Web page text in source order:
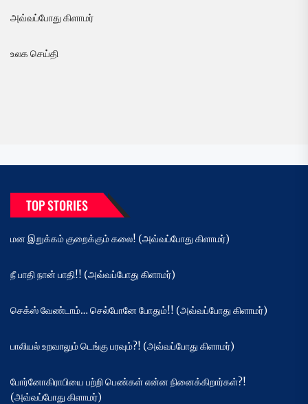
அவ்வப்போது கிளாமர்
உலக செய்தி
TOP STORIES
மன இறுக்கம் குறைக்கும் கலை! (அவ்வப்போது கிளாமர்)
நீ பாதி நான் பாதி!! (அவ்வப்போது கிளாமர்)
செக்ஸ் வேண்டாம்… செல்போனே போதும்!! (அவ்வப்போது கிளாமர்)
பாலியல் உறவாலும் டெங்கு பரவும்?! (அவ்வப்போது கிளாமர்)
போர்னோகிராபியை பற்றி பெண்கள் என்ன நினைக்கிறார்கள்?!
(அவ்வப்போது கிளாமர்)